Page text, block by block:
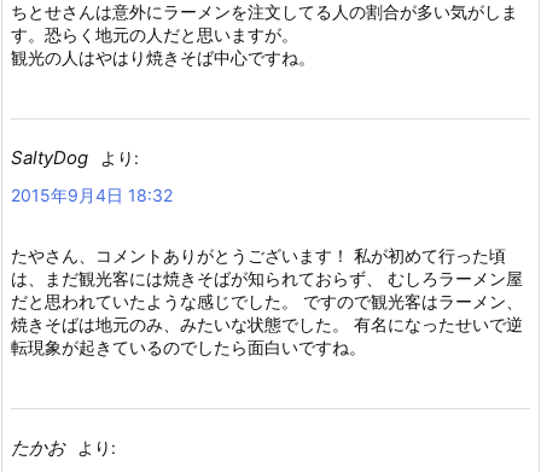
ちとせさんは意外にラーメンを注文してる人の割合が多い気がしま
す。恐らく地元の人だと思いますが。
観光の人はやはり焼きそば中心ですね。
SaltyDog
より:
2015年9月4日 18:32
たやさん、コメントありがとうございます！ 私が初めて行った頃
は、まだ観光客には焼きそばが知られておらず、 むしろラーメン屋
だと思われていたような感じでした。 ですので観光客はラーメン、
焼きそばは地元のみ、みたいな状態でした。 有名になったせいで逆
転現象が起きているのでしたら面白いですね。
たかお より: